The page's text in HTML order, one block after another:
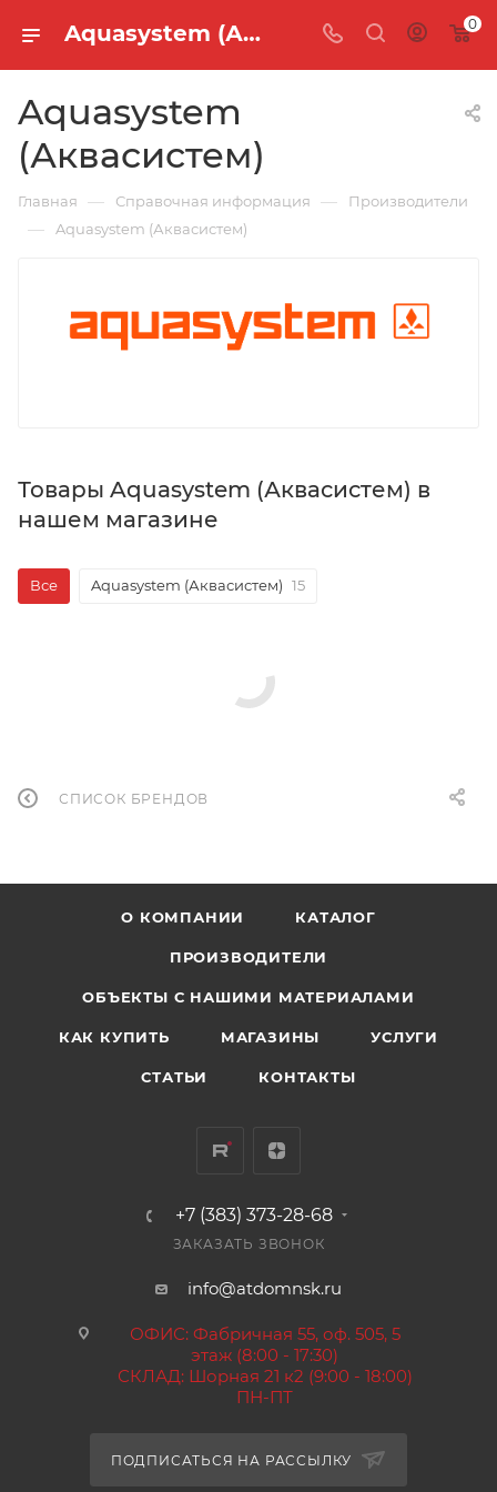
Aquasystem (Аквасистем) 0
Aquasystem
(Аквасистем)
Главная — Справочная информация — Производители
— Aquasystem (Аквасистем)
Товары Aquasystem (Аквасистем) в
нашем магазине
Все Aquasystem (Аквасистем) 15
СПИСОК БРЕНДОВ
О КОМПАНИИ КАТАЛОГ
ПРОИЗВОДИТЕЛИ
ОБЪЕКТЫ С НАШИМИ МАТЕРИАЛАМИ
КАК КУПИТЬ МАГАЗИНЫ УСЛУГИ
СТАТЬИ КОНТАКТЫ
+7 (383) 373-28-68
ЗАКАЗАТЬ ЗВОНОК
info@atdomnsk.ru
ОФИС: Фабричная 55, оф. 505, 5
этаж (8:00 - 17:30)
СКЛАД: Шорная 21 к2 (9:00 - 18:00)
ПН-ПТ
ПОДПИСАТЬСЯ НА РАССЫЛКУ